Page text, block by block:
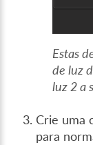
Estas
de luz
luz 2 a
Crie uma
para